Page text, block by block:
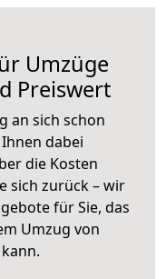
Umzüge
Preiswert
an sich schon
dabei
die Kosten
sich zurück – wir
für Sie, das
Umzug von